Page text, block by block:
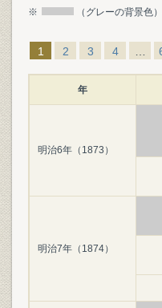
※ （グレーの背景色
1 2 3 4
年
明治6年（1873）
明治7年（1874）